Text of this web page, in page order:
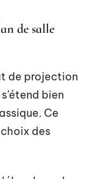
de salle
de projection
bien
Ce
des